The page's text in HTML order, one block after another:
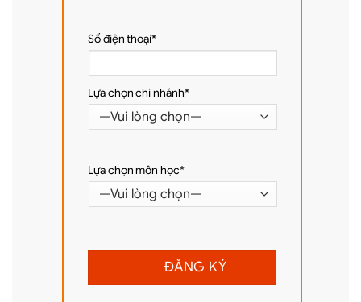
Số điện thoại*
Lựa chọn chi nhánh*
Lựa chọn môn học*